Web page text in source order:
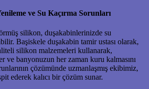
ve Su Kaçırma Sorunları
silikon, duşakabinlerinizde su
Başiskele duşakabin tamir ustası olarak,
silikon malzemeleri kullanarak,
ve banyonuzun her zaman kuru kalmasını
çözümünde uzmanlaşmış ekibimiz,
ederek kalıcı bir çözüm sunar.